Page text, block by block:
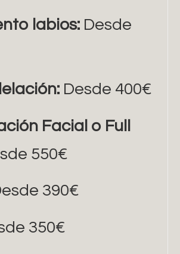
labios: Desde
Desde 400€
Facial o Full
550€
390€
350€